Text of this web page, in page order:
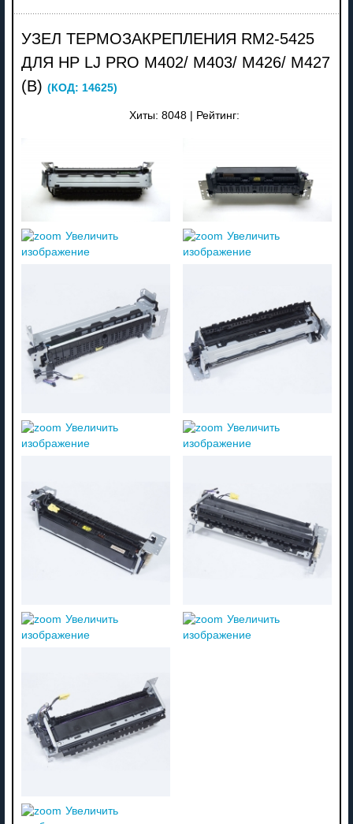
УЗЕЛ ТЕРМОЗАКРЕПЛЕНИЯ RM2-5425
ДЛЯ HP LJ PRO M402/ M403/ M426/ M427
(В) (КОД: 14625)
Хиты: 8048 Рейтинг:
Увеличить
изображение
Увеличить
изображение
Увеличить
изображение
Увеличить
изображение
Увеличить
изображение
Увеличить
изображение
Увеличить